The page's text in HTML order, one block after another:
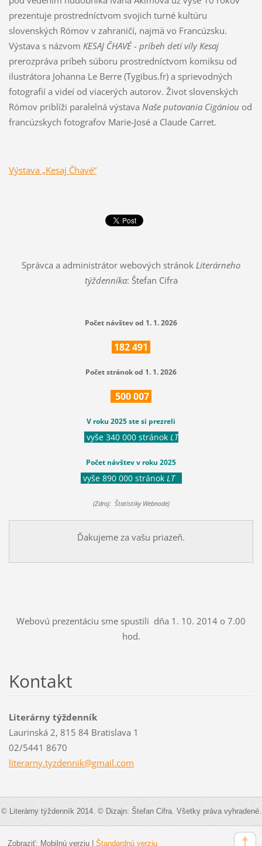
prezentuje prostredníctvom svojich turné kultúru
slovenských Rómov v zahraničí, najmä vo Francúzsku.
Výstava s názvom KESAJ ČHAVÉ - príbeh detí víly Kesaj
prerozpráva príbeh súboru prostredníctvom komiksu od
ilustrátora Johanna Le Berre (Tygibus.fr) a sprievodných
fotografií a videí od viacerých autorov. Život slovenských
Rómov priblíži paralelná výstava Naše putovania Cigániou od
francúzskych fotografov Marie-José a Claude Carret.
Výstava „Kesaj Čhavé“
Správca a administrátor webových stránok Literárneho
týždenníka: Štefan Cifra
Počet návštev od 1. 1. 2026
182491
Počet stránok od 1. 1. 2026
500007
V roku 2025 ste si prezreli
vyše 340 000 stránok LT
Počet návštev v roku 2025
vyše 890 000 stránok LT
(Zdroj: Štatistiky Webnode)
Ďakujeme za vašu priazeň.
Webovú prezentáciu sme spustili dňa 1. 10. 2014 o 7.00
hod.
Kontakt
Literárny týždenník
Laurinská 2, 815 84 Bratislava 1
02/5441 8670
literarny.tyzdennik@gmail.com
© Literárny týždenník 2014. © Dizajn: Štefan Cifra. Všetky práva vyhradené.
Zobraziť: Mobilnú verziu| Štandardnú verziu